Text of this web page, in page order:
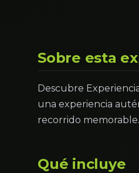
Sobre esta
Descubre
una experiencia
recorrido memorable.
Qué incluye